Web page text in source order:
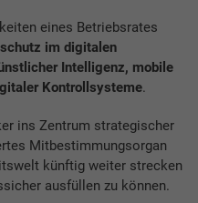
eines Betriebsrates
im digitalen
Intelligenz, mobile
Kontrollsysteme.
ins Zentrum strategischer
Mitbestimmungsorgan
künftig weiter strecken
ausfüllen zu können.